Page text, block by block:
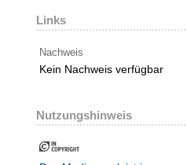
Links
Nachweis
Kein Nachweis verfügbar
Nutzungshinweis